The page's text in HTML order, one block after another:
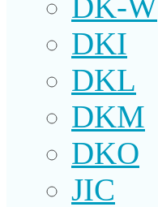
DKI
DKL
DKM
DKO
JIC